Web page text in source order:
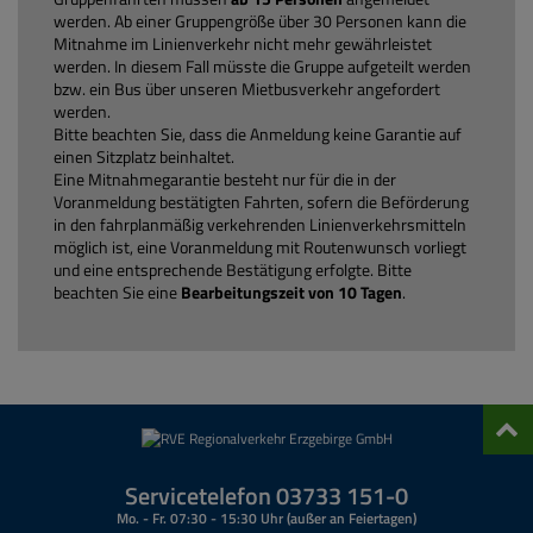
Fahrscheinverkauf für Flixbus
geschlossen
Unser Angebot für Sie:
Achtung: Der Zugang zum Kundenbüro ist nicht barrierefrei. Wir
bitten um Entschuldigung.
Fahrscheinverkauf für den gesamten VMS Verbundraum
bargeldlose Bezahlung
Fahrplanauskunft
Beratung und Entgegennahme von Abo-Anträgen
Fundsachen
Fahrscheinverkauf für Flixbus
bitten um Entschuldigung.
Fahrscheinverkauf für den gesamten VMS Verbundraum
bargeldlose Bezahlung
Fahrplanauskunft
Beratung und Entgegennahme von Abo-Anträgen
Fundsachen
Do
08:00 Uhr bis 14:00 Uhr
Fr
08:00 Uhr bis 14:00 Uhr
Unser Angebot für Sie:
♿︎ barrierefreier Zugang
Fahrplanauskunft
Fahrscheinverkauf für den gesamten VMS Verbundraum
Beratung und Entgegennahme von Abo-Anträgen
werden. Ab einer Gruppengröße über 30 Personen kann die
Mitnahme im Linienverkehr nicht mehr gewährleistet
werden. In diesem Fall müsste die Gruppe aufgeteilt werden
bzw. ein Bus über unseren Mietbusverkehr angefordert
werden.
Bitte beachten Sie, dass die Anmeldung keine Garantie auf
einen Sitzplatz beinhaltet.
Eine Mitnahmegarantie besteht nur für die in der
Voranmeldung bestätigten Fahrten, sofern die Beförderung
in den fahrplanmäßig verkehrenden Linienverkehrsmitteln
möglich ist, eine Voranmeldung mit Routenwunsch vorliegt
und eine entsprechende Bestätigung erfolgte. Bitte
beachten Sie eineBearbeitungszeit von 10 Tagen.
Servicetelefon 03733 151-0
Mo. - Fr. 07:30 - 15:30 Uhr (außer an Feiertagen)
oben